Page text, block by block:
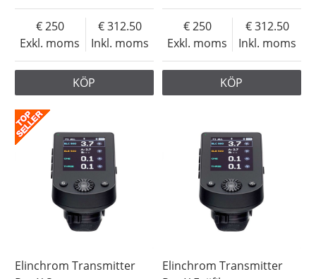
Exkl. moms
250
Inkl. moms
312.50
KÖP
Exkl. moms
250
Inkl. moms
312.50
KÖP
Elinchrom Transmitter
Elinchrom Transmitter